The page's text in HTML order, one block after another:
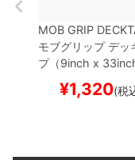
MOB GRIP
モブグリップデッ
プ（9inch x 33inch
ケートボード スケ
¥1,320(税